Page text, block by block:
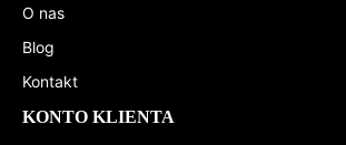
O nas
Blog
Kontakt
KONTO KLIENTA